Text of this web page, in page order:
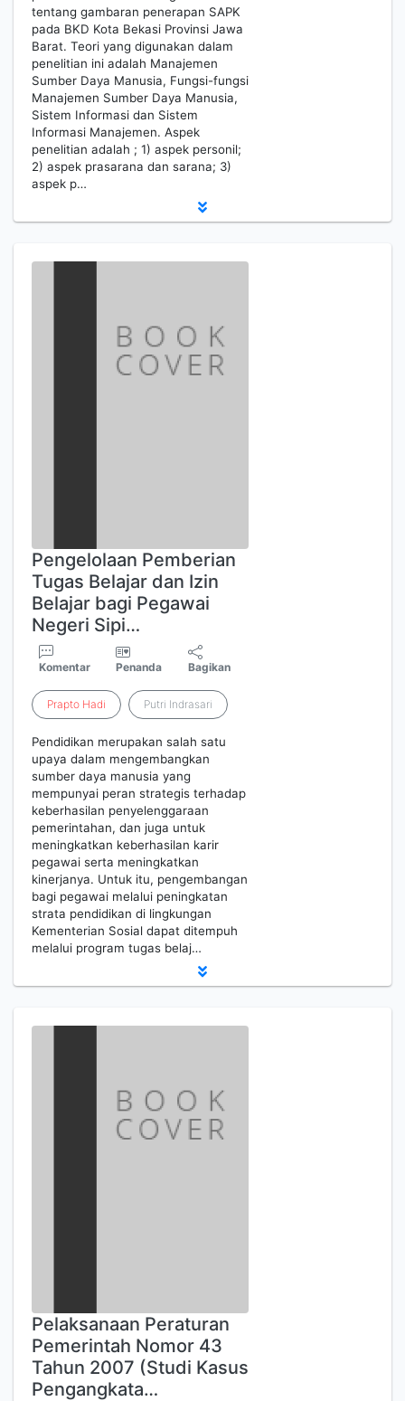
tentang gambaran penerapan SAPK
pada BKD Kota Bekasi Provinsi Jawa
Barat. Teori yang digunakan dalam
penelitian ini adalah Manajemen
Sumber Daya Manusia, Fungsi-fungsi
Manajemen Sumber Daya Manusia,
Sistem Informasi dan Sistem
Informasi Manajemen. Aspek
penelitian adalah ; 1) aspek personil;
2) aspek prasarana dan sarana; 3)
aspek p…
Pengelolaan Pemberian
Tugas Belajar dan Izin
Belajar bagi Pegawai
Negeri Sipi…
Komentar Penanda Bagikan
Prapto Hadi Putri Indrasari
Pendidikan merupakan salah satu
upaya dalam mengembangkan
sumber daya manusia yang
mempunyai peran strategis terhadap
keberhasilan penyelenggaraan
pemerintahan, dan juga untuk
meningkatkan keberhasilan karir
pegawai serta meningkatkan
kinerjanya. Untuk itu, pengembangan
bagi pegawai melalui peningkatan
strata pendidikan di lingkungan
Kementerian Sosial dapat ditempuh
melalui program tugas belaj…
Pelaksanaan Peraturan
Pemerintah Nomor 43
Tahun 2007 (Studi Kasus
Pengangkata…